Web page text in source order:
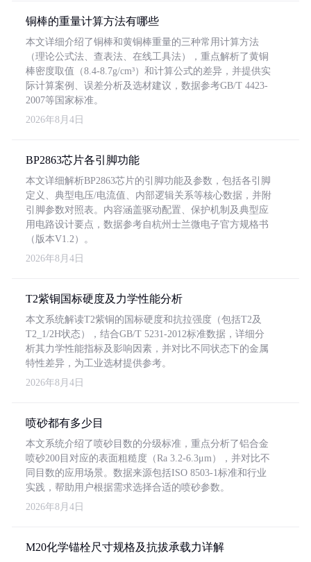
铜棒的重量计算方法有哪些
本文详细介绍了铜棒和黄铜棒重量的三种常用计算方法
（理论公式法、查表法、在线工具法），重点解析了黄铜
棒密度取值（8.4-8.7g/cm³）和计算公式的差异，并提供实
际计算案例、误差分析及选材建议，数据参考GB/T 4423-
2007等国家标准。
2026年8月4日
BP2863芯片各引脚功能
本文详细解析BP2863芯片的引脚功能及参数，包括各引脚
定义、典型电压/电流值、内部逻辑关系等核心数据，并附
引脚参数对照表。内容涵盖驱动配置、保护机制及典型应
用电路设计要点，数据参考自杭州士兰微电子官方规格书
（版本V1.2）。
2026年8月4日
T2紫铜国标硬度及力学性能分析
本文系统解读T2紫铜的国标硬度和抗拉强度（包括T2及
T2_1/2H状态），结合GB/T 5231-2012标准数据，详细分
析其力学性能指标及影响因素，并对比不同状态下的金属
特性差异，为工业选材提供参考。
2026年8月4日
喷砂都有多少目
本文系统介绍了喷砂目数的分级标准，重点分析了铝合金
喷砂200目对应的表面粗糙度（Ra 3.2-6.3μm），并对比不
同目数的应用场景。数据来源包括ISO 8503-1标准和行业
实践，帮助用户根据需求选择合适的喷砂参数。
2026年8月4日
M20化学锚栓尺寸规格及抗拔承载力详解